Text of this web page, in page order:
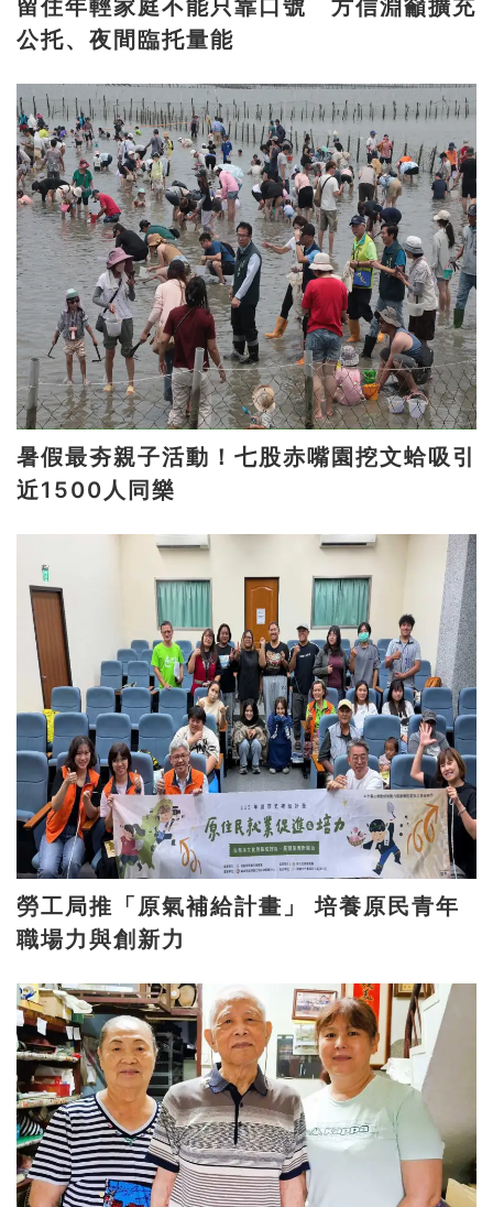
留住年輕家庭不能只靠口號 方信淵籲擴充
公托、夜間臨托量能
暑假最夯親子活動！七股赤嘴園挖文蛤吸引
近1500人同樂
勞工局推「原氣補給計畫」 培養原民青年
職場力與創新力